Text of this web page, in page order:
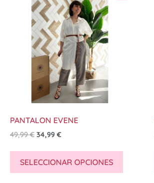
PANTALON EVENE
49,99€ 34,99 €
SELECCIONAR OPCIONES